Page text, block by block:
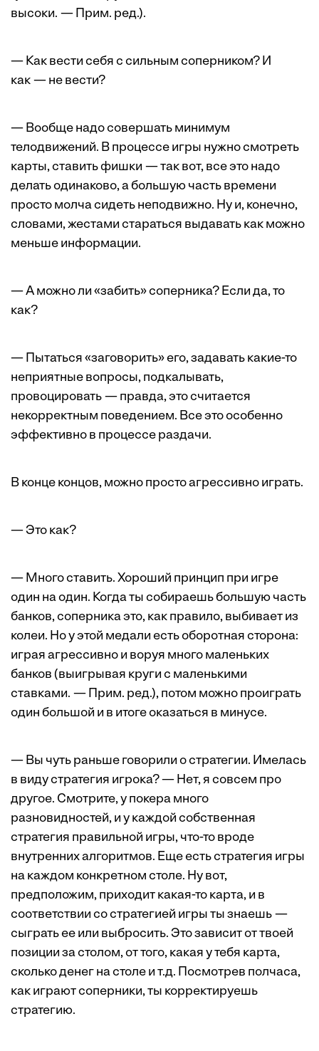
высоки. — Прим. ред.).
— Как вести себя с сильным соперником? И
как — не вести?
— Вообще надо совершать минимум
телодвижений. В процессе игры нужно смотреть
карты, ставить фишки — так вот, все это надо
делать одинаково, а большую часть времени
просто молча сидеть неподвижно. Ну и, конечно,
словами, жестами стараться выдавать как можно
меньше информации.
— А можно ли «забить» соперника? Если да, то
как?
— Пытаться «заговорить» его, задавать какие-то
неприятные вопросы, подкалывать,
провоцировать — правда, это считается
некорректным поведением. Все это особенно
эффективно в процессе раздачи.
В конце концов, можно просто агрессивно играть.
— Это как?
— Много ставить. Хороший принцип при игре
один на один. Когда ты собираешь большую часть
банков, соперника это, как правило, выбивает из
колеи. Но у этой медали есть оборотная сторона:
играя агрессивно и воруя много маленьких
банков (выигрывая круги с маленькими
ставками. — Прим. ред.), потом можно проиграть
один большой и в итоге оказаться в минусе.
— Вы чуть раньше говорили о стратегии. Имелась
в виду стратегия игрока? — Нет, я совсем про
другое. Смотрите, у покера много
разновидностей, и у каждой собственная
стратегия правильной игры, что-то вроде
внутренних алгоритмов. Еще есть стратегия игры
на каждом конкретном столе. Ну вот,
предположим, приходит какая-то карта, и в
соответствии со стратегией игры ты знаешь —
сыграть ее или выбросить. Это зависит от твоей
позиции за столом, от того, какая у тебя карта,
сколько денег на столе и т.д. Посмотрев полчаса,
как играют соперники, ты корректируешь
стратегию.